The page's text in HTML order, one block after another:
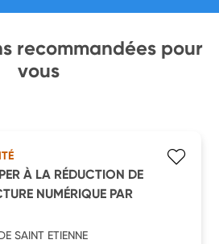
recommandées pour
vous
À LA RÉDUCTION DE
NUMÉRIQUE PAR
SAINT ETIENNE